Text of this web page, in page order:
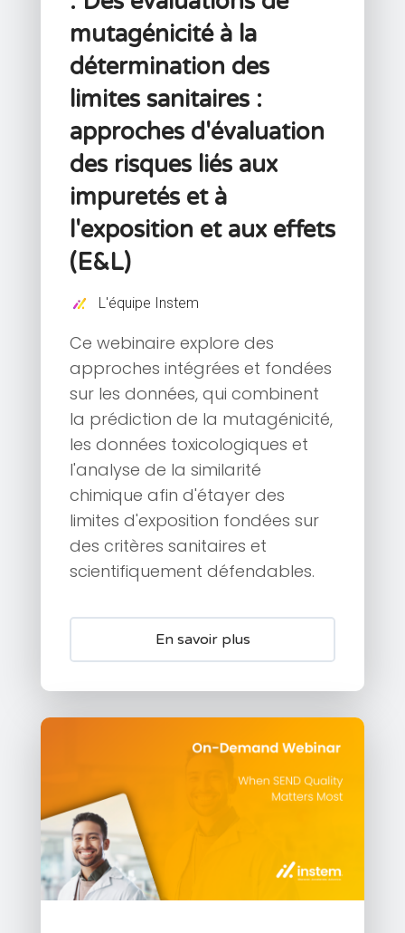
mutagénicité à la
détermination des
limites sanitaires :
approches d'évaluation
des risques liés aux
impuretés et à
l'exposition et aux effets
(E&L)
L'équipe Instem
Ce webinaire explore des
approches intégrées et fondées
sur les données, qui combinent
la prédiction de la mutagénicité,
les données toxicologiques et
l'analyse de la similarité
chimique afin d'étayer des
limites d'exposition fondées sur
des critères sanitaires et
scientifiquement défendables.
En savoir plus